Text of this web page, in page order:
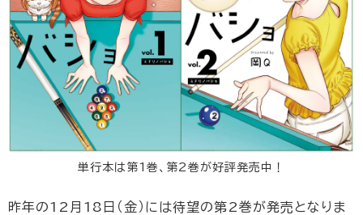
単行本は第1巻、第2巻が好評発売中！
昨年の12月18日（金）には待望の第2巻が発売となりま